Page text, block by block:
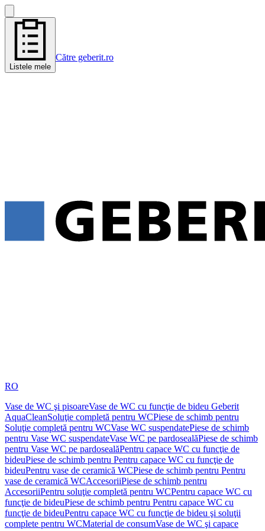
Listele mele
Către geberit.ro
RO
Vase de WC şi pisoareVase de WC cu funcţie de bideu Geberit
AquaCleanSoluţie completă pentru WCPiese de schimb pentru
Soluţie completă pentru WCVase WC suspendatePiese de schimb
pentru Vase WC suspendateVase WC pe pardosealăPiese de schimb
pentru Vase WC pe pardosealăPentru capace WC cu funcţie de
bideuPiese de schimb pentru Pentru capace WC cu funcţie de
bideuPentru vase de ceramică WCPiese de schimb pentru Pentru
vase de ceramică WCAccesoriiPiese de schimb pentru
AccesoriiPentru soluţie completă pentru WCPentru capace WC cu
funcţie de bideuPiese de schimb pentru Pentru capace WC cu
funcţie de bideuPentru capace WC cu funcţie de bideu şi soluţii
complete pentru WCMaterial de consumVase de WC şi capace